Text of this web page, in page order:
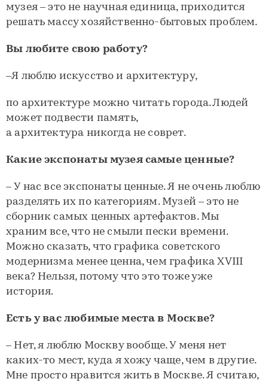
музея – это не научная единица, приходится
решать массу хозяйственно-бытовых проблем.
Вы любите свою работу?
–Я люблю искусство и архитектуру,
по архитектуре можно читать города. Людей
может подвести память,
а архитектура никогда не соврет.
Какие экспонаты музея самые ценные?
– У нас все экспонаты ценные. Я не очень люблю
разделять их по категориям. Музей – это не
сборник самых ценных артефактов. Мы
храним все, что не смыли пески времени.
Можно сказать, что графика советского
модернизма менее ценна, чем графика XVIII
века? Нельзя, потому что это тоже уже
история.
Есть у вас любимые места в Москве?
– Нет, я люблю Москву вообще. У меня нет
каких-то мест, куда я хожу чаще, чем в другие.
Мне просто нравится жить в Москве. Я считаю,